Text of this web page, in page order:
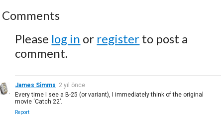
Comments
Please log in or register to post a
comment.
James Simms 2 yıl önce
Every time I see a B-25 (or variant), I immediately think of the original
movie ‘Catch 22’.
Report